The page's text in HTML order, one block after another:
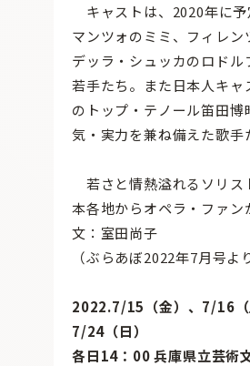
キャストは、2020年に予
マンツォのミミ、フィレ
デッラ・シュッカのロド
若手たち。また日本人キ
のトップ・テノール笛田
気・実力を兼ね備えた歌手
若さと情熱溢れるソリス
本各地からオペラ・ファン
文：室田尚子
（ぶらあぼ2022年7月号よ
2022.7/15（金）、7/16
7/24（日）
各日14：00 兵庫県立芸術